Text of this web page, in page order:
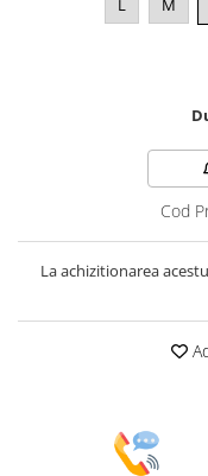
L M
Cod
La achizitionarea